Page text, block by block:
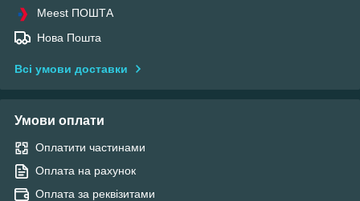
Meest ПОШТА
Нова Пошта
Всі умови доставки
Умови оплати
Оплатити частинами
Оплата на рахунок
Оплата за реквізитами